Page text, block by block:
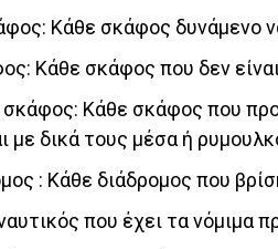
Κάθε σκάφος δυνάμενο
Κάθε σκάφος που δεν
Κάθε σκάφος που
με δικά τους μέσα ή
: Κάθε διάδρομος που
που έχει τα νόμιμα